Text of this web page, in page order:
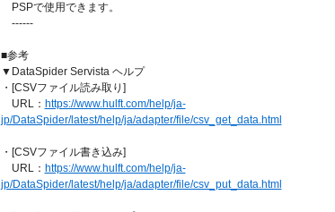
PSPで使用できます。
------
■参考
▼DataSpider Servista ヘルプ
・[CSVファイル読み取り]
URL： https://www.hulft.com/help/ja-
jp/DataSpider/latest/help/ja/adapter/file/csv_get_data.html
・[CSVファイル書き込み]
URL： https://www.hulft.com/help/ja-
jp/DataSpider/latest/help/ja/adapter/file/csv_put_data.html